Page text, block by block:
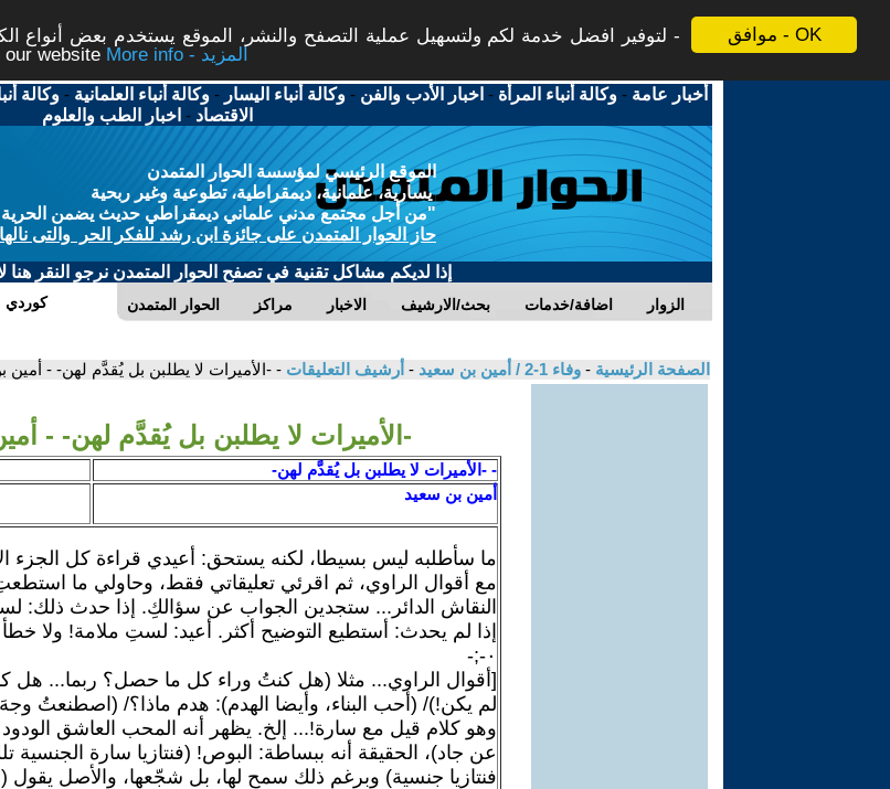
موافق - OK
لتوفير افضل خدمة لكم ولتسهيل عملية التصفح والنشر، الموقع يستخدم بعض أنواع
website
More info - المزيد
أخبار عامة -وكالة أنباء المرأة - اخبار الأدب والفن -وكالة أنباء اليسار -وكالة أنباء العلمانية -وكالة
الاقتصاد - اخبار الطب والعلوم
الموقع الرئيسي لمؤسسة الحوار المتمدن
يسارية، علمانية، ديمقراطية، تطوعية وغير ربحية
"من أجل مجتمع مدني علماني ديمقراطي حديث يضمن الحرية
حاز الحوار المتمدن على جائزة ابن رشد للفكر الحر والتى
إذا لديكم مشاكل تقنية في تصفح الحوار المتمدن نرجو النقر هنا
الحوار المتمدن مراكز الاخبار بحث/الارشيف اضافة/خدمات الزوار كوردي
الصفحة الرئيسية - وفاء 1-2 / أمين بن سعيد - أرشيف التعليقات - -الأميرات لا يطلبن بل يُقدَّم لهن- - أمين
-الأميرات لا يطلبن بل يُقدَّم لهن- -
- -الأميرات لا يطلبن بل يُقدَّم لهن-
أمين بن سعيد
ما سأطلبه ليس بسيطا، لكنه يستحق: أعيدي قراءة كل الجزء
مع أقوال الراوي، ثم اقرئي تعليقاتي فقط، وحاولي ما
النقاش الدائر... ستجدين الجواب عن سؤالكِ. إذا حدث ذلك:
إذا لم يحدث: أستطيع التوضيح أكثر. أعيد: لستِ ملامة! ولا
٠-;-
[أقوال الراوي... مثلا (هل كنتُ وراء كل ما حصل؟ ربما... هل
لم يكن!)/ (أحب البناء، وأيضا الهدم): هدم ماذا؟/ (اصطنعتُ
وهو كلام قيل مع سارة!... إلخ. يظهر أنه المحب العاشق
عن جاد)، الحقيقة أنه ببساطة: البوص! (فنتازيا سارة
فنتازيا جنسية) وبرغم ذلك سمح لها، بل شجّعها، والأصل يقول (لا